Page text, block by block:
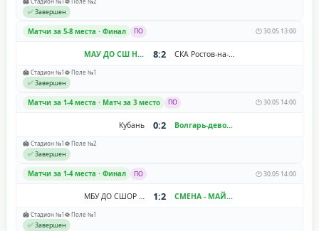
✅ Завершен
Матчи за 5-8 места · Финал ПО 🕐 30.05 13:00
МАУ ДО СШ Надежда 8:2
🏟️ Стадион №1⚽ Поле №1
✅ Завершен
Матчи за 1-4 места · Матч за 3 место ПО 🕐 30.05 14:00
Кубань 0:2 Волгарь-девочки
🏟️ Стадион №1⚽ Поле №2
✅ Завершен
Матчи за 1-4 места · Финал ПО 🕐 30.05 14:00
МБУ ДО СШОР №11 "Зенит-Волгоград" 1:2 СМЕНА - МАЙСТРЕНКО
🏟️ Стадион №1⚽ Поле №1
✅ Завершен